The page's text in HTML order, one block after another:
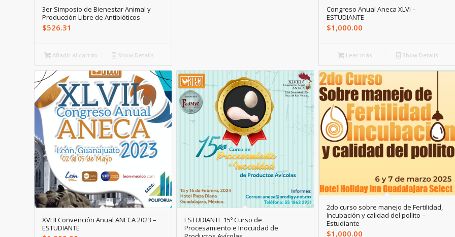
3er Simposio de Bienestar Animal y
Producción Libre de Antibióticos
$526.31
Añadir al carrito Show Details
Congreso Anual Aneca XLVI –
ESTUDIANTE
$1,000.00
Leer más Show Details
XVLII Convención Anual ANECA 2023 –
ESTUDIANTE
ESTUDIANTE 15º Curso de
Procesamiento e Inocuidad de
2do curso sobre manejo de Fertilidad,
Incubación y calidad del pollito –
Estudiante
$1,000.00